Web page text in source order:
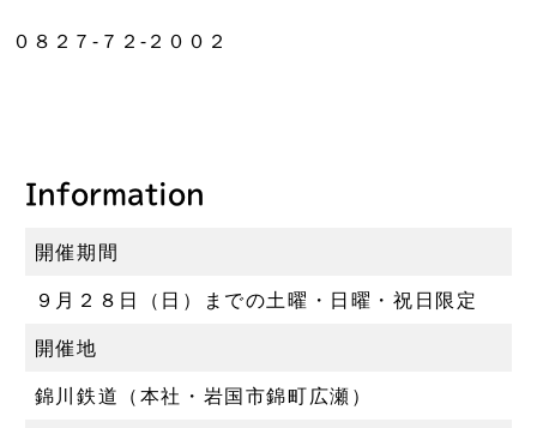
０８２７‐７２‐２００２
Information
開催期間
９月２８日（日）までの土曜・日曜・祝日限定
開催地
錦川鉄道（本社・岩国市錦町広瀬）